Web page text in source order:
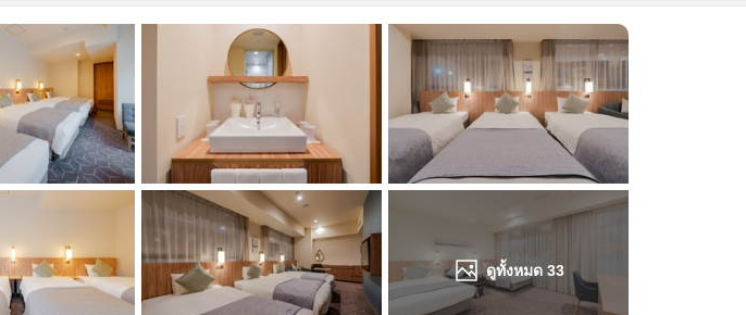
ดูทั้งหมด 33